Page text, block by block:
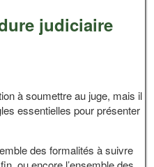
judiciaire
à soumettre au juge, mais il
essentielles pour présenter
des formalités à suivre